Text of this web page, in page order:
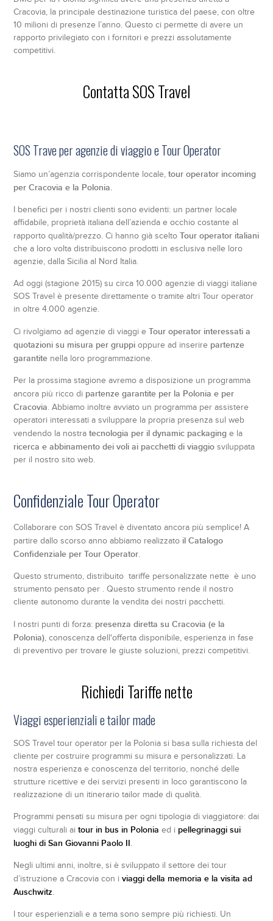
Cracovia, la principale destinazione turistica del paese, con oltre
10 milioni di presenze l’anno. Questo ci permette di avere un
rapporto privilegiato con i fornitori e prezzi assolutamente
competitivi.
Contatta SOS Travel
SOS Trave per agenzie di viaggio e Tour Operator
Siamo un’agenzia corrispondente locale,tour operator incoming
per Cracovia e la Polonia.
I benefici per i nostri clienti sono evidenti: un partner locale
affidabile, proprietà italiana dell’azienda e occhio costante al
rapporto qualità/prezzo. Ci hanno già sceltoTour operator italiani
che a loro volta distribuiscono prodotti in esclusiva nelle loro
agenzie, dalla Sicilia al Nord Italia.
Ad oggi (stagione 2015) su circa 10.000 agenzie di viaggi italiane
SOS Travel è presente direttamente o tramite altri Tour operator
in oltre 4.000 agenzie.
Ci rivolgiamo ad agenzie di viaggi eTour operator interessati a
quotazioni su misura per gruppioppure ad inserire partenze
garantite nella loro programmazione.
Per la prossima stagione avremo a disposizione un programma
ancora più ricco di partenze garantite per la Polonia e per
Cracovia. Abbiamo inoltre avviato un programma per assistere
operatori interessati a sviluppare la propria presenza sul web
vendendo la nostratecnologia per il dynamic packaging e la
ricerca e abbinamento dei voli ai pacchetti di viaggio sviluppata
per il nostro sito web.
Confidenziale Tour Operator
Collaborare con SOS Travel è diventato ancora più semplice! A
partire dallo scorso anno abbiamo realizzato il Catalogo
Confidenziale per Tour Operator.
Questo strumento, distribuito tariffe personalizzate nette è uno
strumento pensato per . Questo strumento rende il nostro
cliente autonomo durante la vendita dei nostri pacchetti.
I nostri punti di forza: presenza diretta su Cracovia (e la
Polonia), conoscenza dell'offerta disponibile, esperienza in fase
di preventivo per trovare le giuste soluzioni, prezzi competitivi.
Richiedi Tariffe nette
Viaggi esperienziali e tailor made
SOS Travel tour operator per la Polonia si basa sulla richiesta del
cliente per costruire programmi su misura e personalizzati. La
nostra esperienza e conoscenza del territorio, nonché delle
strutture ricettive e dei servizi presenti in loco garantiscono la
realizzazione di un itinerario tailor made di qualità.
Programmi pensati su misura per ogni tipologia di viaggiatore: dai
viaggi culturali aitour in bus in Polonia ed i pellegrinaggi sui
luoghi di San Giovanni Paolo II.
Negli ultimi anni, inoltre, si è sviluppato il settore dei tour
d’istruzione a Cracovia con iviaggi della memoria e la visita ad
Auschwitz.
I tour esperienziali e a tema sono sempre più richiesti. Un